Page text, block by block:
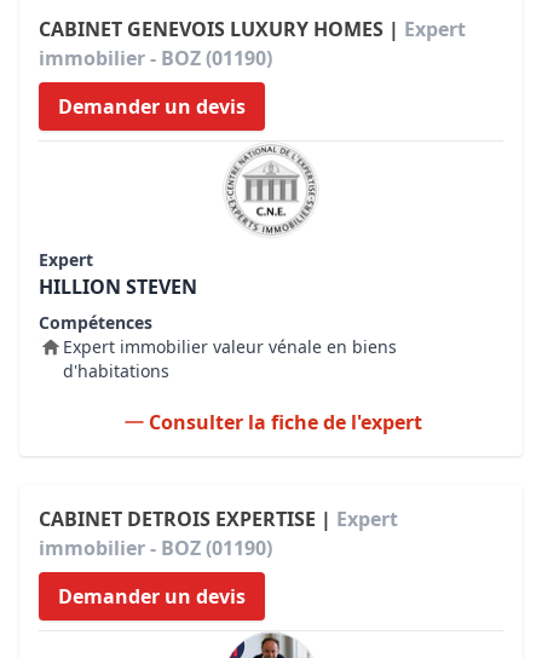
CABINET GENEVOIS LUXURY HOMES | Expert
immobilier - BOZ (01190)
Demander un devis
Expert
HILLION STEVEN
Compétences
Expert immobilier valeur vénale en biens
d'habitations
Consulter la fiche de l'expert
CABINET DETROIS EXPERTISE | Expert
immobilier - BOZ (01190)
Demander un devis